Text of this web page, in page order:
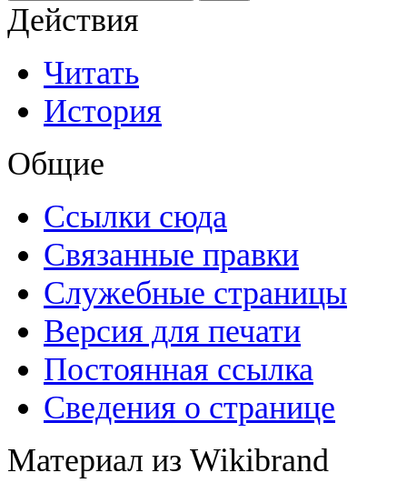
Действия
Читать
История
Общие
Ссылки сюда
Связанные правки
Служебные страницы
Версия для печати
Постоянная ссылка
Сведения о странице
Материал из Wikibrand